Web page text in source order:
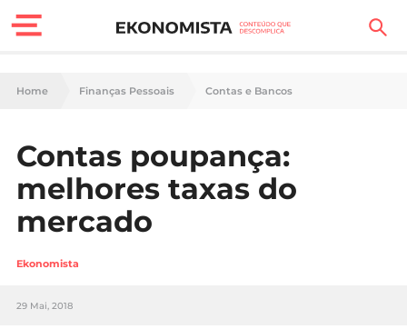
Finanças Pessoais
Carreira
Casa
Lifestyle
Sociedade
Home Finanças Pessoais Contas e Bancos
Contas poupança:
melhores taxas do
mercado
Ekonomista
29 Mai, 2018